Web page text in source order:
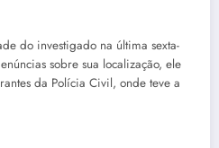
do investigado na última sexta-
sobre sua localização, ele
da Polícia Civil, onde teve a